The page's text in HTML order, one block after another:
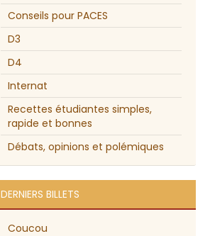
Conseils pour PACES
D3
D4
Internat
Recettes étudiantes simples,
rapide et bonnes
Débats, opinions et polémiques
DERNIERS BILLETS
Coucou